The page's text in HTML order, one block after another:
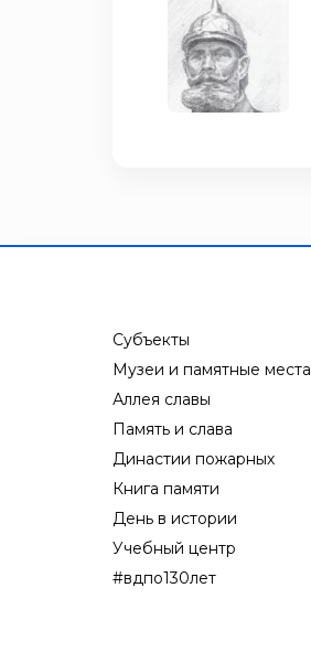
Субъекты
Музеи и памятные места
Аллея славы
Память и слава
Династии пожарных
Книга памяти
День в истории
Учебный центр
#вдпо130лет